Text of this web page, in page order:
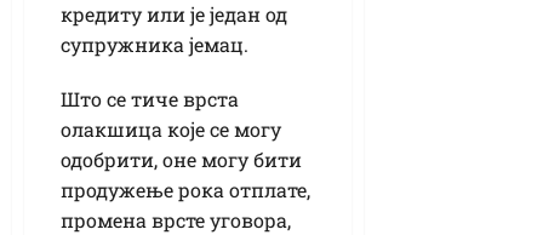
кредиту или је један од
супружника јемац.
Што се тиче врста
олакшица које се могу
одобрити, оне могу бити
продужење рока отплате,
промена врсте уговора,